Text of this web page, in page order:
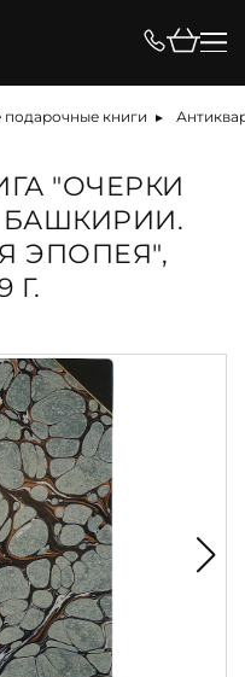
книги
"ОЧЕРКИ
ЭПОПЕЯ",
Г.